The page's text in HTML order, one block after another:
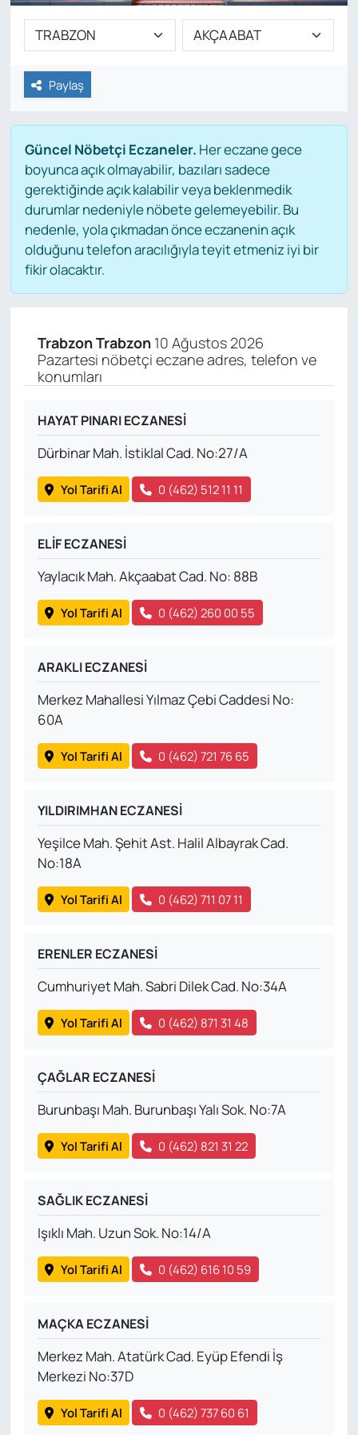
Paylaş
Güncel Nöbetçi Eczaneler. Her eczane gece
boyunca açık olmayabilir, bazıları sadece
gerektiğinde açık kalabilir veya beklenmedik
durumlar nedeniyle nöbete gelemeyebilir. Bu
nedenle, yola çıkmadan önce eczanenin açık
olduğunu telefon aracılığıyla teyit etmeniz iyi bir
fikir olacaktır.
Trabzon Trabzon10 Ağustos 2026
Pazartesi nöbetçi eczane adres, telefon ve
konumları
HAYAT PINARI ECZANESİ
Dürbinar Mah. İstiklal Cad. No:27/A
Yol Tarifi Al 0 (462) 512 11 11
ELİF ECZANESİ
Yaylacık Mah. Akçaabat Cad. No: 88B
Yol Tarifi Al 0 (462) 260 00 55
ARAKLI ECZANESİ
Merkez Mahallesi Yılmaz Çebi Caddesi No:
60A
Yol Tarifi Al 0 (462) 721 76 65
YILDIRIMHAN ECZANESİ
Yeşilce Mah. Şehit Ast. Halil Albayrak Cad.
No:18A
Yol Tarifi Al 0 (462) 711 07 11
ERENLER ECZANESİ
Cumhuriyet Mah. Sabri Dilek Cad. No:34A
Yol Tarifi Al 0 (462) 871 31 48
ÇAĞLAR ECZANESİ
Burunbaşı Mah. Burunbaşı Yalı Sok. No:7A
Yol Tarifi Al 0 (462) 821 31 22
SAĞLIK ECZANESİ
Işıklı Mah. Uzun Sok. No:14/A
Yol Tarifi Al 0 (462) 616 10 59
MAÇKA ECZANESİ
Merkez Mah. Atatürk Cad. Eyüp Efendi İş
Merkezi No:37D
Yol Tarifi Al 0 (462) 737 60 61